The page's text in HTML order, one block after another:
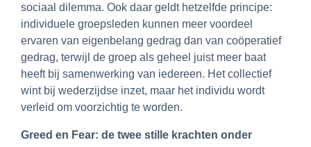
sociaal dilemma. Ook daar geldt hetzelfde principe:
individuele groepsleden kunnen meer voordeel
ervaren van eigenbelang gedrag dan van coöperatief
gedrag, terwijl de groep als geheel juist meer baat
heeft bij samenwerking van iedereen. Het collectief
wint bij wederzijdse inzet, maar het individu wordt
verleid om voorzichtig te worden.
Greed en Fear: de twee stille krachten onder